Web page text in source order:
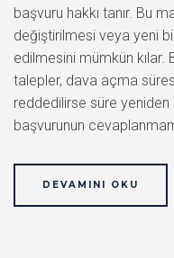
başvuru hakkı tanır. Bu
değiştirilmesi veya yeni
edilmesini mümkün kılar.
talepler, dava açma
reddedilirse süre
başvurunun
DEVAMINI OKU